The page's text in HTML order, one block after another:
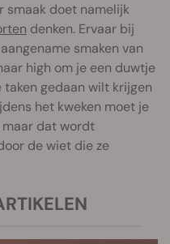
smaak doet namelijk
denken. Ervaar bij
smaken van
high om je een duwtje
taken gedaan wilt krijgen
het kweken moet je
maar dat wordt
de wiet die ze